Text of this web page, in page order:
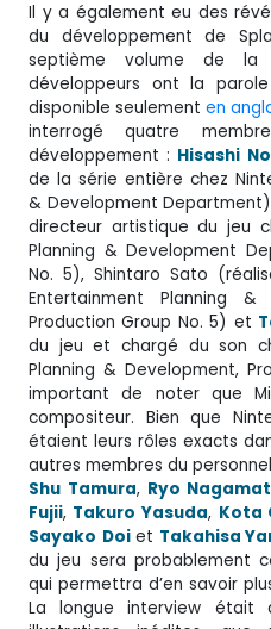
Il y a également eu des
du développement de
septième volume de la
développeurs ont la
disponible seulement en
interrogé quatre
développement : Hisashi
de la série entière chez
& Development
directeur artistique du jeu
Planning & Development
No. 5), Shintaro Sato
Entertainment Planning &
Production Group No. 5) et
du jeu et chargé du son
Planning & Development,
important de noter que
compositeur. Bien que
étaient leurs rôles exacts
autres membres du
Shu Tamura, Ryo
Fujii, Takuro Yasuda, Kota
Sayako Doiet Takahisa
du jeu sera probablement
qui permettra d’en savoir
La longue interview était